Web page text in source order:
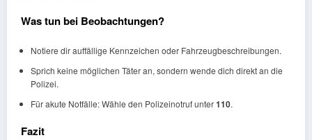
Was tun bei Beobachtungen?
Notiere dir auffällige Kennzeichen oder Fahrzeugbeschreibungen.
Sprich keine möglichen Täter an, sondern wende dich direkt an die
Polizei.
Für akute Notfälle: Wähle den Polizeinotruf unter110.
Fazit